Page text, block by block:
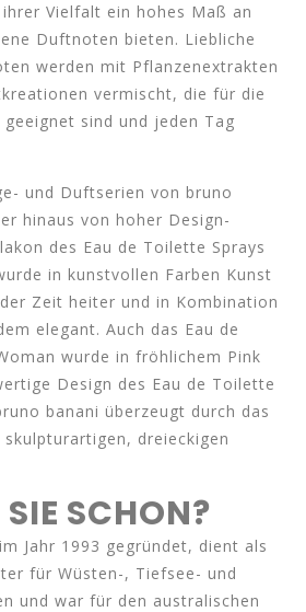
Vielfalt ein hohes Maß an
Duftnoten bieten. Liebliche
werden mit Pflanzenextrakten
vermischt, die für die
sind und jeden Tag
und Duftserien von bruno
hinaus von hoher Design-
des Eau de Toilette Sprays
in kunstvollen Farben Kunst
Zeit heiter und in Kombination
elegant. Auch das Eau de
wurde in fröhlichem Pink
Design des Eau de Toilette
banani überzeugt durch das
dreieckigen
SCHON?
Jahr 1993 gegründet, dient als
für Wüsten-, Tiefsee- und
und war für den australischen